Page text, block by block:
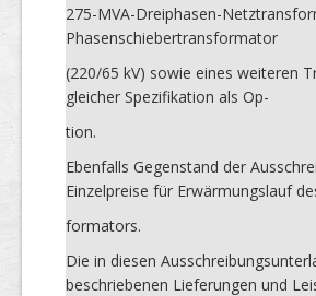
275-MVA-Dreiphasen-
Phasenschiebertransformator
(220/65 kV) sowie eines weiteren
gleicher Spezifikation als Op-
tion.
Ebenfalls Gegenstand der
Einzelpreise für Erwärmungslauf
formators.
Die in diesen
beschriebenen Lieferungen und